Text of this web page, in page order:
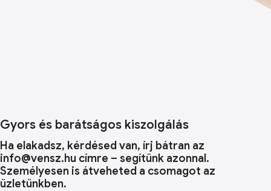
Gyors és barátságos kiszolgálás
Ha elakadsz, kérdésed van, írj bátran az
info@vensz.hu címre – segítünk azonnal.
Személyesen is átveheted a csomagot az
üzletünkben.